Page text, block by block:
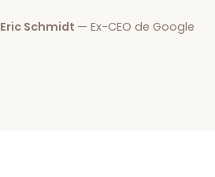
Eric Schmidt — Ex-CEO de Google